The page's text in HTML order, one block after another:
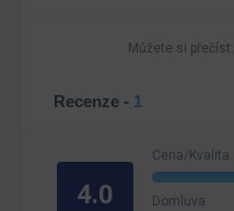
Můžete si přečíst:
Recenze - 1
4.0
Cena/Kvalita
Domluva